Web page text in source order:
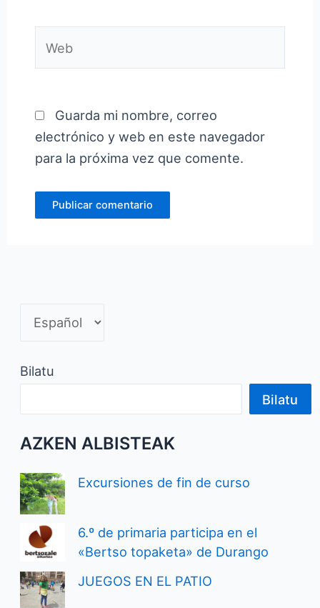
Guarda mi nombre, correo
electrónico y web en este navegador
para la próxima vez que comente.
Bilatu
Bilatu
AZKEN ALBISTEAK
Excursiones de fin de curso
6.º de primaria participa en el
«Bertso topaketa» de Durango
JUEGOS EN EL PATIO